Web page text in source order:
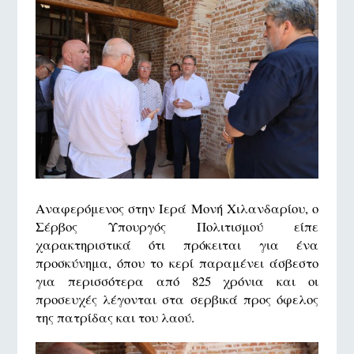
Αναφερόμενος στην Ιερά Μονή Χιλανδαρίου, ο
Σέρβος Υπουργός Πολιτισμού είπε
χαρακτηριστικά ότι πρόκειται για ένα
προσκύνημα, όπου το κερί παραμένει άσβεστο
για περισσότερα από 825 χρόνια και οι
προσευχές λέγονται στα σερβικά προς όφελος
της πατρίδας και του λαού.